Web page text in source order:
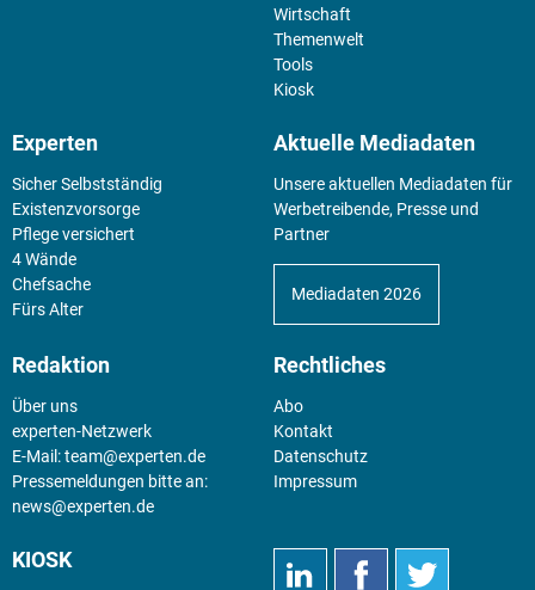
Wirtschaft
Themenwelt
Tools
Kiosk
Experten
Sicher Selbstständig
Existenz­vorsorge
Pflege versichert
4 Wände
Chefsache
Fürs Alter
Aktuelle Mediadaten
Unsere aktuellen Mediadaten für
Werbetreibende, Presse und
Partner
Mediadaten 2026
Redaktion
Über uns
experten-Netzwerk
E-Mail:team@experten.de
Pressemeldungen bitte an:
news@experten.de
Rechtliches
Abo
Kontakt
Datenschutz
Impressum
KIOSK